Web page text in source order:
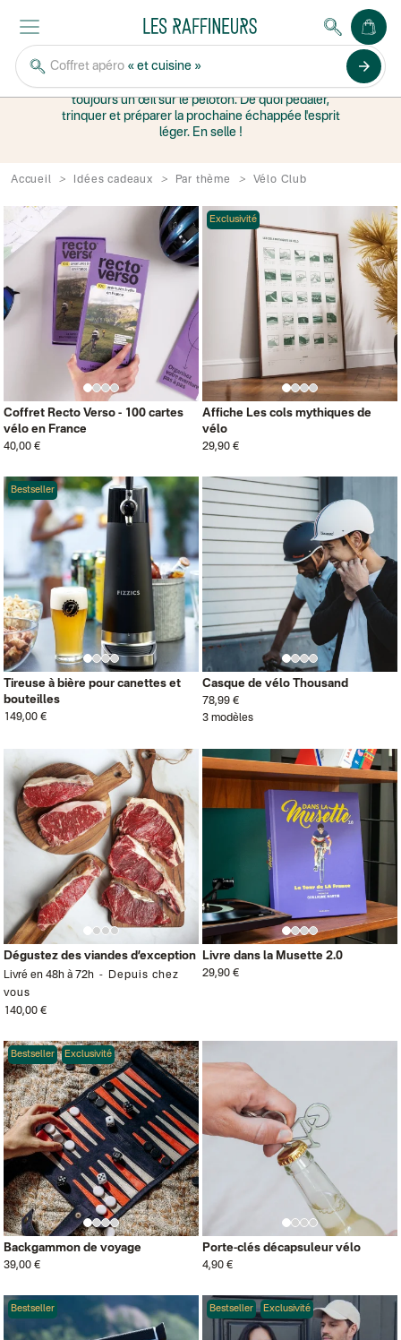
Coffret apéro « et cuisine » arrow_forward
VÉLO CLUB
Le Starter Pack des amoureux du vélo : ceux qui
parlent dénivelé, rêvent du prochain col et gardent
toujours un œil sur le peloton. De quoi pédaler,
trinquer et préparer la prochaine échappée l'esprit
léger. En selle !
Accueil Idées cadeaux Par thème Vélo Club
Coffret Recto Verso - 100 cartes
vélo en France
40,00 €
Exclusivité
Affiche Les cols mythiques de
vélo
29,90 €
Bestseller
Tireuse à bière pour canettes et
bouteilles
149,00 €
Casque de vélo Thousand
78,99 €
3 modèles
Dégustez des viandes d’exception
Livré en 48h à 72h
Depuis chez
vous
140,00 €
Livre dans la Musette 2.0
29,90 €
Bestseller Exclusivité
Backgammon de voyage
39,00 €
Porte-clés décapsuleur vélo
4,90 €
Bestseller Bestseller Exclusivité